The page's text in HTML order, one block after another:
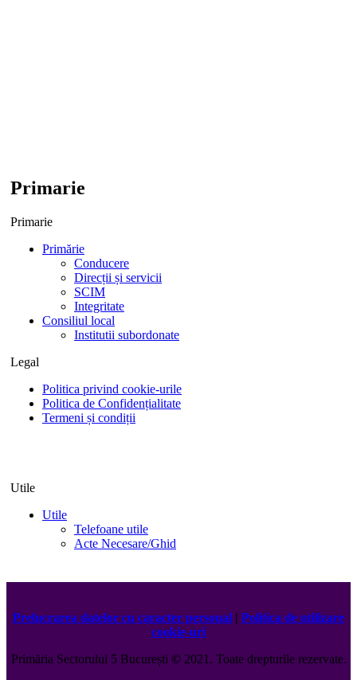
Primarie
Primarie
Primărie
Conducere
Direcții și servicii
SCIM
Integritate
Consiliul local
Institutii subordonate
Legal
Politica privind cookie-urile
Politica de Confidențialitate
Termeni și condiții
Utile
Utile
Telefoane utile
Acte Necesare/Ghid
Prelucrarea datelor cu caracter personal | Politica de utilizare
cookie-uri
Primăria Sectorului 5 București ©️2021. Toate drepturile rezervate.